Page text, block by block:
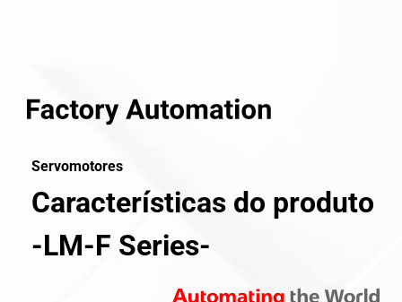
Servomotores
Características do produto
-LM-F Series-